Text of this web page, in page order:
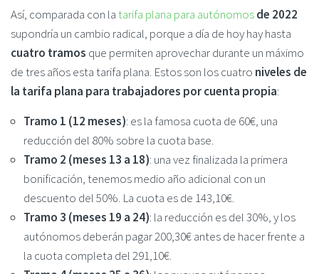
Así, comparada con latarifa plana para autónomosde 2022
supondría un cambio radical, porque a día de hoy hay hasta
cuatro tramos que permiten aprovechar durante un máximo
de tres años esta tarifa plana. Estos son los cuatro niveles de
la tarifa plana para trabajadores por cuenta propia:
Tramo 1 (12 meses): es la famosa cuota de 60€, una
reducción del 80% sobre la cuota base.
Tramo 2 (meses 13 a 18): una vez finalizada la primera
bonificación, tenemos medio año adicional con un
descuento del 50%. La cuota es de 143,10€.
Tramo 3 (meses 19 a 24): la reducción es del 30%, y los
autónomos deberán pagar 200,30€ antes de hacer frente a
la cuota completa del 291,10€.